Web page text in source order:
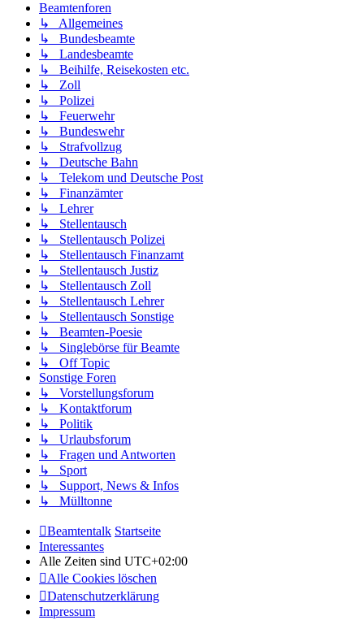
Beamtenforen
↳ Allgemeines
↳ Bundesbeamte
↳ Landesbeamte
↳ Beihilfe, Reisekosten etc.
↳ Zoll
↳ Polizei
↳ Feuerwehr
↳ Bundeswehr
↳ Strafvollzug
↳ Deutsche Bahn
↳ Telekom und Deutsche Post
↳ Finanzämter
↳ Lehrer
↳ Stellentausch
↳ Stellentausch Polizei
↳ Stellentausch Finanzamt
↳ Stellentausch Justiz
↳ Stellentausch Zoll
↳ Stellentausch Lehrer
↳ Stellentausch Sonstige
↳ Beamten-Poesie
↳ Singlebörse für Beamte
↳ Off Topic
Sonstige Foren
↳ Vorstellungsforum
↳ Kontaktforum
↳ Politik
↳ Urlaubsforum
↳ Fragen und Antworten
↳ Sport
↳ Support, News & Infos
↳ Mülltonne
Beamtentalk Startseite
Interessantes
Alle Zeiten sind UTC+02:00
Alle Cookies löschen
Datenschutzerklärung
Impressum